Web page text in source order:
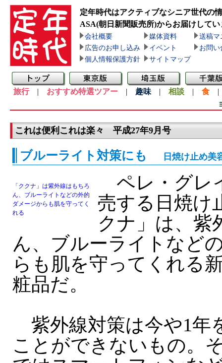
定年時代はアクティブなシニア世代の
ASA(朝日新聞販売所)からお届けしてい
会社概要 媒体資料
送稿マ
広告のお申し込み
イベント
お問い
個人情報保護方針
サイトマップ
旅行| おすすめ特選ツアー | 趣味 | 相談 | 食
これは便利これは楽々 平成27年9月号
ブルーライト対策にも 日焼け止め美
「ククナ」は紫外線はもちろ
ん、ブルーライトなどの外的
ダメージからも肌を守ってく
れる
ペレ・グレ
売する日焼け
クナ」は、紫
ん、ブルーライトなど
らも肌を守ってくれる
粧品だ。
紫外線対策は今や1年
ことができないもの。